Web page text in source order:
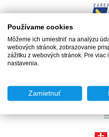
Používame cookies
Môžeme ich umiestniť na analýzu
webových stránok, zobrazovanie
zážitku z webových stránok. Pre
nastavenia.
Zamietnuť